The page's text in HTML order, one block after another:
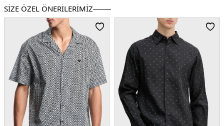
5DE18N1CG11JUVZ0920.12
SİZE ÖZEL ÖNERİLERİMİZ